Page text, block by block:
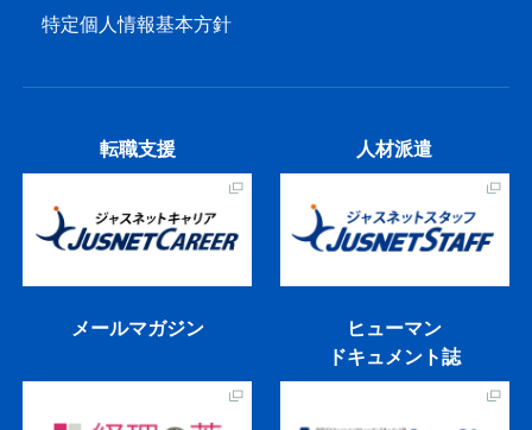
特定個人情報基本方針
転職支援 人材派遣
メールマガジン
ヒューマン
ドキュメント誌